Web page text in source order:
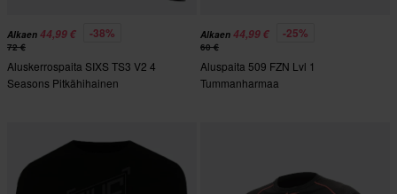
Alkaen 44,99 € -38%
72 €
Aluskerrospaita SIXS TS3 V2 4
Seasons Pitkähihainen
Alkaen 44,99 € -25%
60 €
Aluspaita 509 FZN Lvl 1
Tummanharmaa